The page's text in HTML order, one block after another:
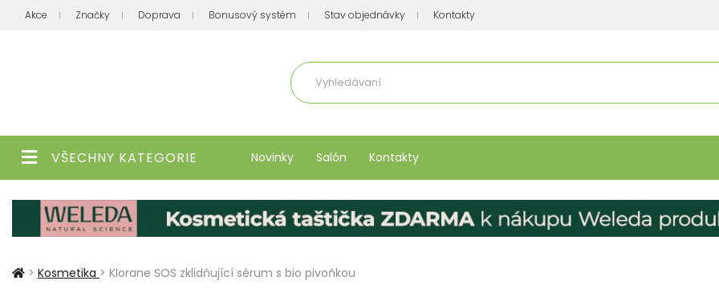
Akce Značky Doprava Bonusový systém Stav objednávky Kontakty
VŠECHNY KATEGORIE Novinky Salón Kontakty
> Kosmetika > Klorane SOS zklidňující sérum s bio pivoňkou